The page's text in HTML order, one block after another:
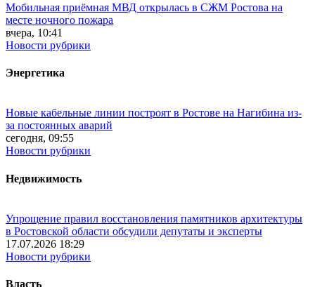
Мобильная приёмная МВД открылась в СЖМ Ростова на
месте ночного пожара
вчера, 10:41
Новости рубрики
Энергетика
Новые кабельные линии построят в Ростове на Нагибина из-
за постоянных аварий
сегодня, 09:55
Новости рубрики
Недвижимость
Упрощение правил восстановления памятников архитектуры
в Ростовской области обсудили депутаты и эксперты
17.07.2026 18:29
Новости рубрики
Власть